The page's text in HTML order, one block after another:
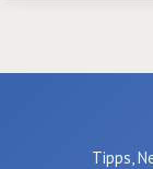
Tipps,